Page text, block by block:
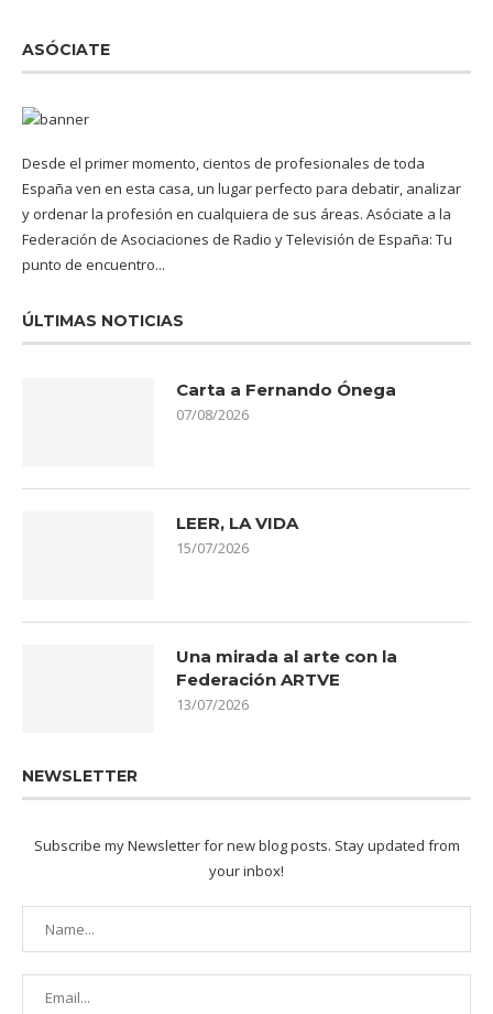
ASÓCIATE
Desde el primer momento, cientos de profesionales de toda
España ven en esta casa, un lugar perfecto para debatir, analizar
y ordenar la profesión en cualquiera de sus áreas. Asóciate a la
Federación de Asociaciones de Radio y Televisión de España: Tu
punto de encuentro...
ÚLTIMAS NOTICIAS
Carta a Fernando Ónega
07/08/2026
LEER, LA VIDA
15/07/2026
Una mirada al arte con la
Federación ARTVE
13/07/2026
NEWSLETTER
Subscribe my Newsletter for new blog posts. Stay updated from
your inbox!